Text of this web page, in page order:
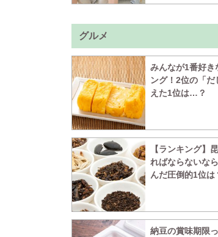
グルメ
みんなが1番好き
ング！2位の「
えた1位は…？
【ランキング】
ればならないな
んだ圧倒的1位は
納豆の賞味期限